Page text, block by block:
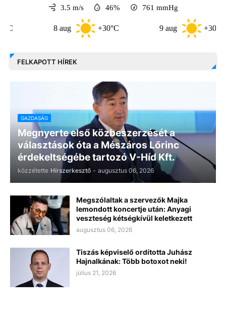
3.5 m/s 46% 761 mmHg
+30°C +30°C
FELKAPOTT HÍREK
GAZDASÁG
Megnyerte első közbeszerzését a
választások óta a Mészáros Lőrinc
érdekeltségébe tartozó V-Híd Kft.
közzétette Hírszerkesztő - augusztus 06, 2026
Megszólaltak a szervezők Majka
lemondott koncertje után: Anyagi
veszteség kétségkívül keletkezett
augusztus 06, 2026
Tiszás képviselő ordította Juhász
Hajnalkának: Több botoxot neki!
július 21, 2026